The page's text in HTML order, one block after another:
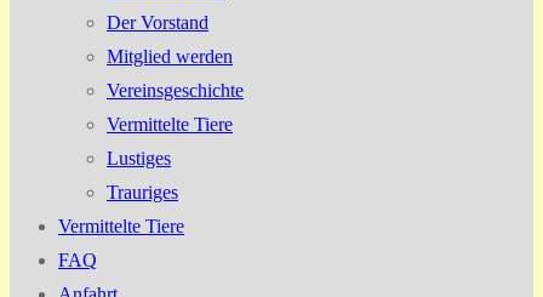
Der Vorstand
Mitglied werden
Vereinsgeschichte
Vermittelte Tiere
Lustiges
Trauriges
Vermittelte Tiere
FAQ